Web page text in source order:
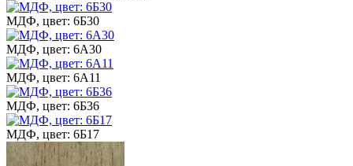
МДФ, цвет: 6Б30
МДФ, цвет: 6А30
МДФ, цвет: 6А11
МДФ, цвет: 6Б36
МДФ, цвет: 6Б17